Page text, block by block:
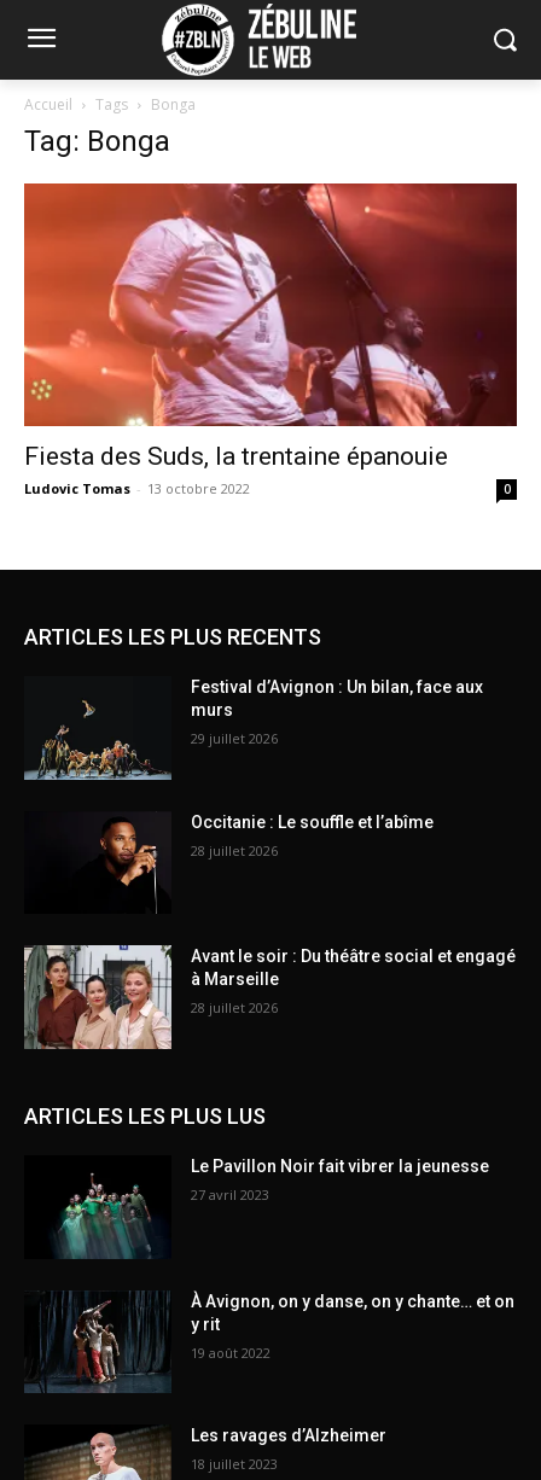
Accueil Tags Bonga
Tag: Bonga
Fiesta des Suds, la trentaine épanouie
Ludovic Tomas - 13 octobre 2022 0
ARTICLES LES PLUS RECENTS
Festival d’Avignon : Un bilan, face aux
murs
29 juillet 2026
Occitanie : Le souffle et l’abîme
28 juillet 2026
Avant le soir : Du théâtre social et engagé
à Marseille
28 juillet 2026
ARTICLES LES PLUS LUS
Le Pavillon Noir fait vibrer la jeunesse
27 avril 2023
À Avignon, on y danse, on y chante… et on
y rit
19 août 2022
Les ravages d’Alzheimer
18 juillet 2023